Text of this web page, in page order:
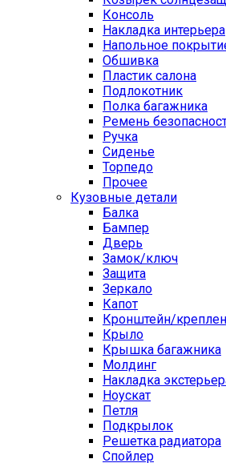
Консоль
Накладка интерьера
Напольное
Обшивка
Пластик салона
Подлокотник
Полка багажника
Ремень
Ручка
Сиденье
Торпедо
Прочее
Кузовные детали
Балка
Бампер
Дверь
Замок/ключ
Защита
Зеркало
Капот
Кронштейн/
Крыло
Крышка багажника
Молдинг
Накладка
Ноускат
Петля
Подкрылок
Решетка радиатора
Спойлер